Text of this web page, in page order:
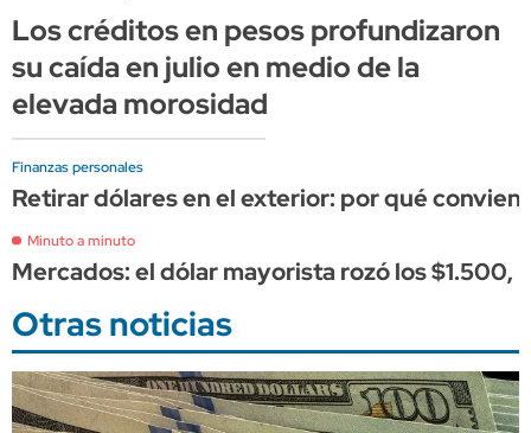
Los créditos en pesos profundizaron
su caída en julio en medio de la
elevada morosidad
Finanzas personales
Retirar dólares en el exterior: por qué
Minuto a minuto
Mercados: el dólar mayorista rozó los $1.500,
Otras noticias